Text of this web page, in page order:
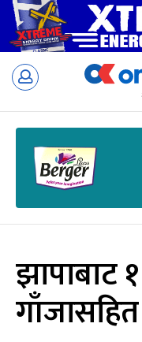
Skip
झापाबाट